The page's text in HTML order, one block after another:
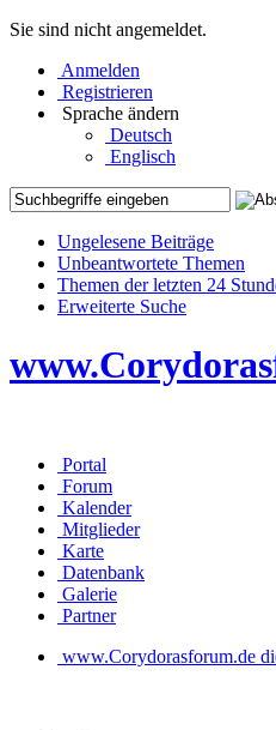
Sie sind nicht angemeldet.
Anmelden
Registrieren
Sprache ändern
Deutsch
Englisch
Ungelesene Beiträge
Unbeantwortete Themen
Themen der letzten 24
Erweiterte Suche
Portal
Forum
Kalender
Mitglieder
Karte
Datenbank
Galerie
Partner
www.Corydorasforum.de